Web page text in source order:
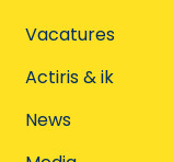
Vacatures
Actiris & ik
News